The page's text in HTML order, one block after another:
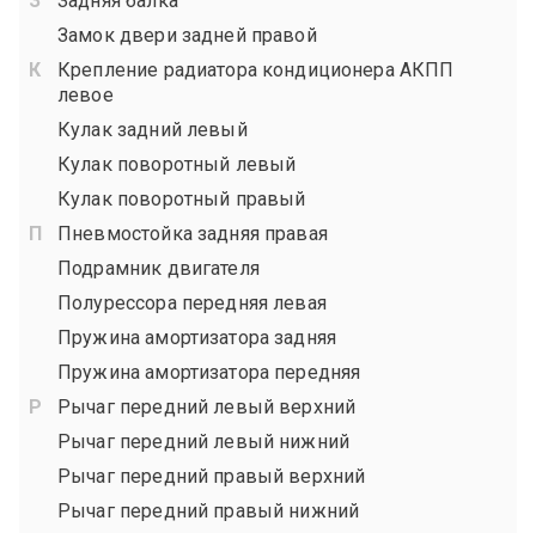
Замок двери задней правой
Крепление радиатора кондиционера АКПП
левое
Кулак задний левый
Кулак поворотный левый
Кулак поворотный правый
Пневмостойка задняя правая
Подрамник двигателя
Полурессора передняя левая
Пружина амортизатора задняя
Пружина амортизатора передняя
Рычаг передний левый верхний
Рычаг передний левый нижний
Рычаг передний правый верхний
Рычаг передний правый нижний